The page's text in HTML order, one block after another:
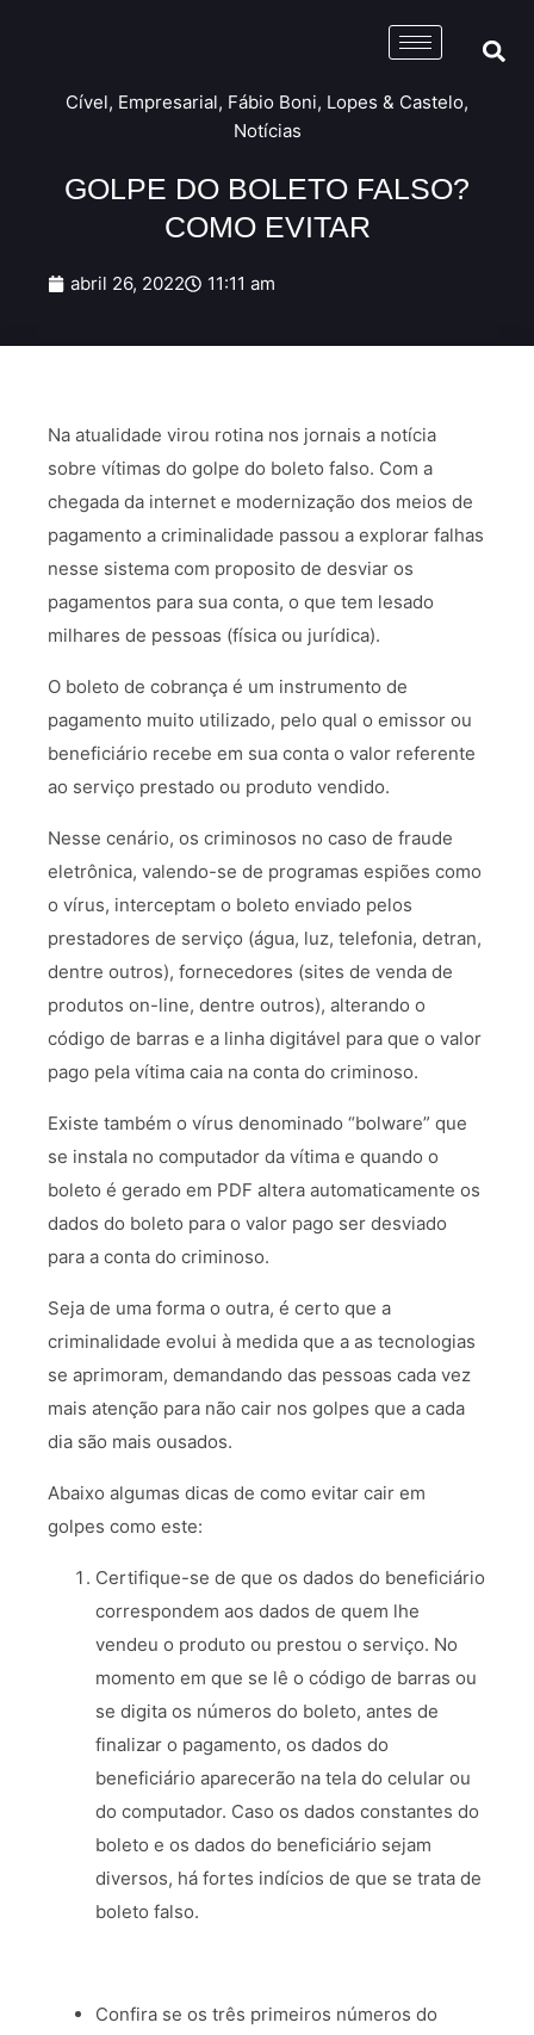
Cível, Empresarial, Fábio Boni, Lopes & Castelo,
Notícias
GOLPE DO BOLETO FALSO?
COMO EVITAR
abril 26, 2022 11:11 am
Na atualidade virou rotina nos jornais a notícia
sobre vítimas do golpe do boleto falso. Com a
chegada da internet e modernização dos meios de
pagamento a criminalidade passou a explorar falhas
nesse sistema com proposito de desviar os
pagamentos para sua conta, o que tem lesado
milhares de pessoas (física ou jurídica).
O boleto de cobrança é um instrumento de
pagamento muito utilizado, pelo qual o emissor ou
beneficiário recebe em sua conta o valor referente
ao serviço prestado ou produto vendido.
Nesse cenário, os criminosos no caso de fraude
eletrônica, valendo-se de programas espiões como
o vírus, interceptam o boleto enviado pelos
prestadores de serviço (água, luz, telefonia, detran,
dentre outros), fornecedores (sites de venda de
produtos on-line, dentre outros), alterando o
código de barras e a linha digitável para que o valor
pago pela vítima caia na conta do criminoso.
Existe também o vírus denominado “bolware” que
se instala no computador da vítima e quando o
boleto é gerado em PDF altera automaticamente os
dados do boleto para o valor pago ser desviado
para a conta do criminoso.
Seja de uma forma o outra, é certo que a
criminalidade evolui à medida que a as tecnologias
se aprimoram, demandando das pessoas cada vez
mais atenção para não cair nos golpes que a cada
dia são mais ousados.
Abaixo algumas dicas de como evitar cair em
golpes como este:
Certifique-se de que os dados do beneficiário
correspondem aos dados de quem lhe
vendeu o produto ou prestou o serviço. No
momento em que se lê o código de barras ou
se digita os números do boleto, antes de
finalizar o pagamento, os dados do
beneficiário aparecerão na tela do celular ou
do computador. Caso os dados constantes do
boleto e os dados do beneficiário sejam
diversos, há fortes indícios de que se trata de
boleto falso.
Confira se os três primeiros números do